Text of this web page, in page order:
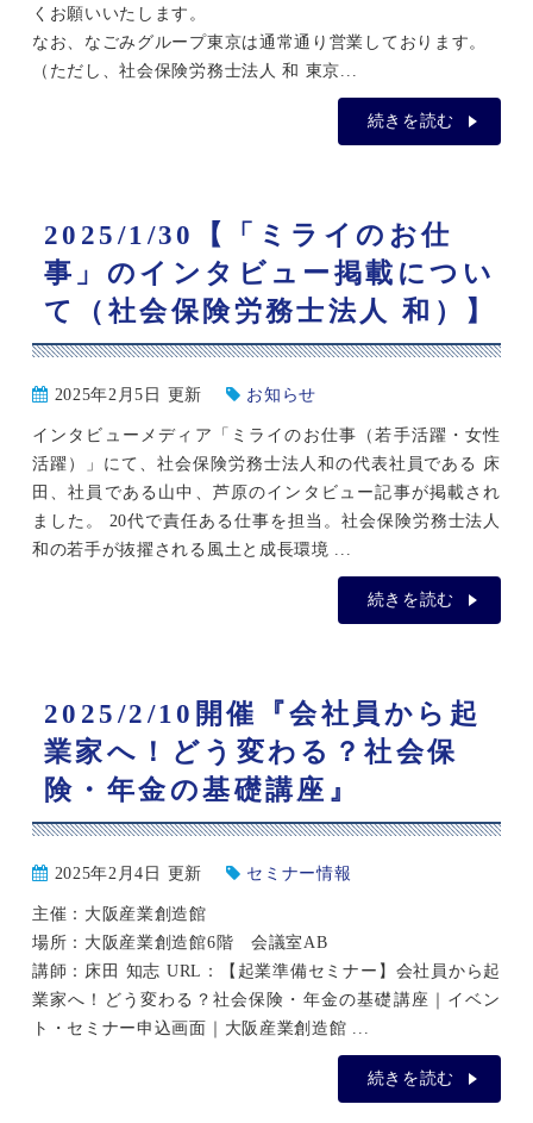
くお願いいたします。
なお、なごみグループ東京は通常通り営業しております。
（ただし、社会保険労務士法人 和 東京...
続きを読む
2025/1/30【「ミライのお仕
事」のインタビュー掲載につい
て（社会保険労務士法人 和）】
2025年2月5日 更新 お知らせ
インタビューメディア「ミライのお仕事（若手活躍・女性
活躍）」にて、社会保険労務士法人和の代表社員である 床
田、社員である山中、芦原のインタビュー記事が掲載され
ました。 20代で責任ある仕事を担当。社会保険労務士法人
和の若手が抜擢される風土と成長環境 ...
続きを読む
2025/2/10開催『会社員から起
業家へ！どう変わる？社会保
険・年金の基礎講座』
2025年2月4日 更新 セミナー情報
主催：大阪産業創造館
場所：大阪産業創造館6階 会議室AB
講師：床田 知志 URL：【起業準備セミナー】会社員から起
業家へ！どう変わる？社会保険・年金の基礎講座｜イベン
ト・セミナー申込画面｜大阪産業創造館 ...
続きを読む